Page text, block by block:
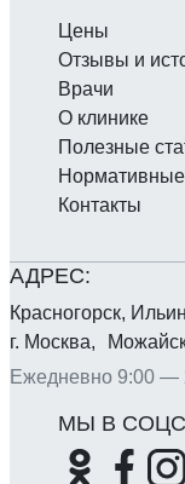
Красногорск,
г. Москва,
Ежедневно 9:00 —
Цены
Отзывы и
Врачи
О клинике
Полезные
Контакты